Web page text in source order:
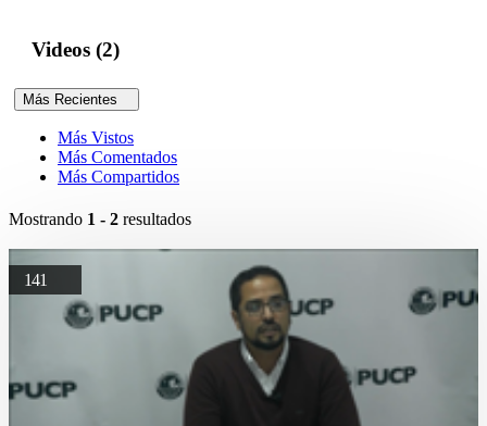
Videos (2)
Más Recientes
Más Vistos
Más Comentados
Más Compartidos
Mostrando 1 - 2 resultados
141